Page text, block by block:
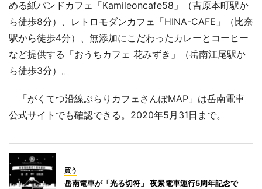
める紙バンドカフェ「Kamileoncafe58」（吉原本町駅か
ら徒歩8分）、レトロモダンカフェ「HINA-CAFE」（比奈
駅から徒歩4分）、無添加にこだわったカレーとコーヒー
など提供する「おうちカフェ 花みずき」（岳南江尾駅か
ら徒歩3分）。
「がくてつ沿線ぶらりカフェさんぽMAP」は岳南電車
公式サイトでも確認できる。2020年5月31日まで。
買う
岳南電車が「光る切符」 夜景電車運行5周年記念で